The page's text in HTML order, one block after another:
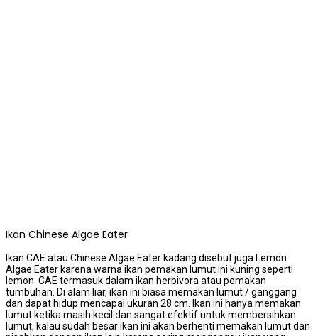
Ikan Chinese Algae Eater
Ikan CAE atau Chinese Algae Eater kadang disebut juga Lemon
Algae Eater karena warna ikan pemakan lumut ini kuning seperti
lemon. CAE termasuk dalam ikan herbivora atau pemakan
tumbuhan. Di alam liar, ikan ini biasa memakan lumut / ganggang
dan dapat hidup mencapai ukuran 28 cm. Ikan ini hanya memakan
lumut ketika masih kecil dan sangat efektif untuk membersihkan
lumut, kalau sudah besar ikan ini akan berhenti memakan lumut dan